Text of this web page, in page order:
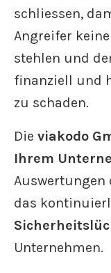
schliessen,
Angreifer
stehlen und
finanziell und
zu schaden.
Die viakodo
Ihrem
Auswertungen
das
Unternehmen.